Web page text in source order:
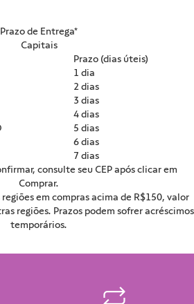
Prazo de Entrega*
Capitais
Prazo (dias úteis)
1 dia
2 dias
3 dias
4 dias
5 dias
6 dias
7 dias
consulte seu CEP após clicar em
Comprar.
em compras acima de R$150, valor
regiões. Prazos podem sofrer acréscimos
temporários.